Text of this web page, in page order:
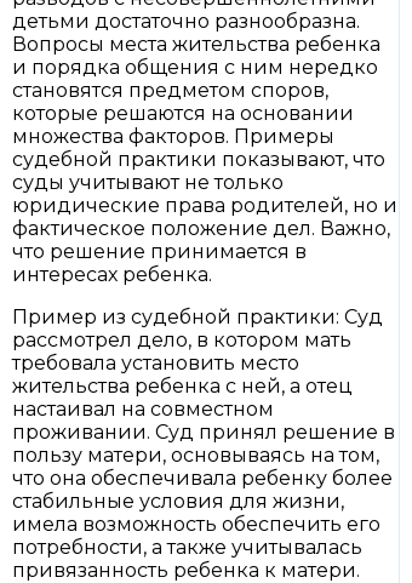
детьми достаточно разнообразна.
Вопросы места жительства ребенка
и порядка общения с ним нередко
становятся предметом споров,
которые решаются на основании
множества факторов. Примеры
судебной практики показывают, что
суды учитывают не только
юридические права родителей, но и
фактическое положение дел. Важно,
что решение принимается в
интересах ребенка.
Пример из судебной практики: Суд
рассмотрел дело, в котором мать
требовала установить место
жительства ребенка с ней, а отец
настаивал на совместном
проживании. Суд принял решение в
пользу матери, основываясь на том,
что она обеспечивала ребенку более
стабильные условия для жизни,
имела возможность обеспечить его
потребности, а также учитывалась
привязанность ребенка к матери.